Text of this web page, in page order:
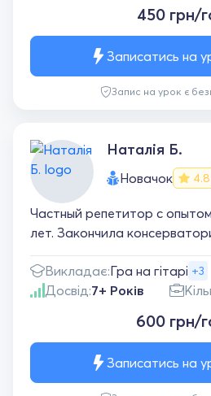
450 грн/
Запис на урок є
Записатись на
Наталія Б.
Новачок 4.8
Частный репетитор с
лет. Закончила
Викладає:Гра на гітарі +3
Досвід:7+ Років
600 грн/
Записатись на